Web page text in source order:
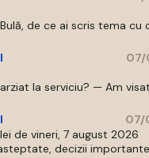
de ce ai scris tema cu
07/
la serviciu? — Am
07/
de vineri, 7 august 2026
decizii